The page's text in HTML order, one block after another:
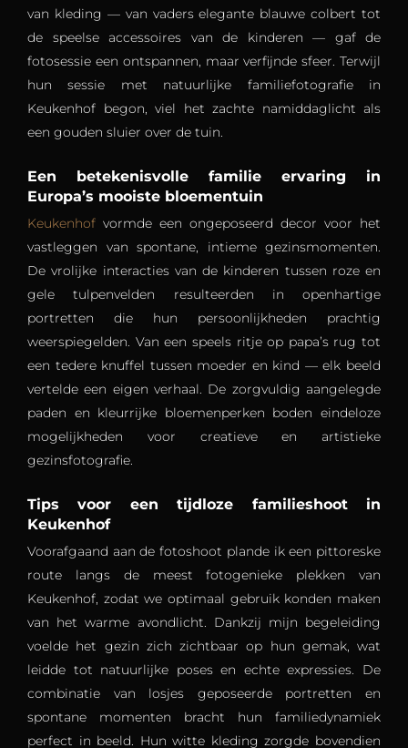
van kleding — van vaders elegante blauwe colbert tot
de speelse accessoires van de kinderen — gaf de
fotosessie een ontspannen, maar verfijnde sfeer. Terwijl
hun sessie met natuurlijke familiefotografie in
Keukenhof begon, viel het zachte namiddaglicht als
een gouden sluier over de tuin.
Een betekenisvolle familie ervaring in
Europa’s mooiste bloementuin
Keukenhof vormde een ongeposeerd decor voor het
vastleggen van spontane, intieme gezinsmomenten.
De vrolijke interacties van de kinderen tussen roze en
gele tulpenvelden resulteerden in openhartige
portretten die hun persoonlijkheden prachtig
weerspiegelden. Van een speels ritje op papa’s rug tot
een tedere knuffel tussen moeder en kind — elk beeld
vertelde een eigen verhaal. De zorgvuldig aangelegde
paden en kleurrijke bloemenperken boden eindeloze
mogelijkheden voor creatieve en artistieke
gezinsfotografie.
Tips voor een tijdloze familieshoot in
Keukenhof
Voorafgaand aan de fotoshoot plande ik een pittoreske
route langs de meest fotogenieke plekken van
Keukenhof, zodat we optimaal gebruik konden maken
van het warme avondlicht. Dankzij mijn begeleiding
voelde het gezin zich zichtbaar op hun gemak, wat
leidde tot natuurlijke poses en echte expressies. De
combinatie van losjes geposeerde portretten en
spontane momenten bracht hun familiedynamiek
perfect in beeld. Hun witte kleding zorgde bovendien